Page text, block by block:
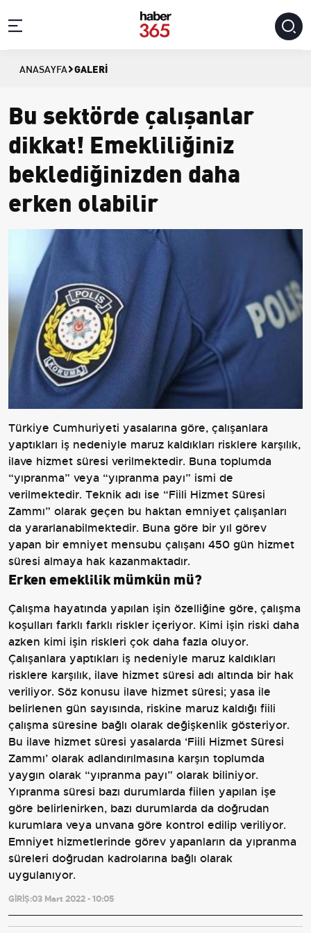
ANASAYFA GALERI
Bu sektörde çalışanlar
dikkat! Emekliliğiniz
beklediğinizden daha
erken olabilir
Türkiye Cumhuriyeti yasalarına göre, çalışanlara
yaptıkları iş nedeniyle maruz kaldıkları risklere karşılık,
ilave hizmet süresi verilmektedir. Buna toplumda
“yıpranma” veya “yıpranma payı” ismi de
verilmektedir. Teknik adı ise “Fiili Hizmet Süresi
Zammı” olarak geçen bu haktan emniyet çalışanları
da yararlanabilmektedir. Buna göre bir yıl görev
yapan bir emniyet mensubu çalışanı 450 gün hizmet
süresi almaya hak kazanmaktadır.
Erken emeklilik mümkün mü?
Çalışma hayatında yapılan işin özelliğine göre, çalışma
koşulları farklı farklı riskler içeriyor. Kimi işin riski daha
azken kimi işin riskleri çok daha fazla oluyor.
Çalışanlara yaptıkları iş nedeniyle maruz kaldıkları
risklere karşılık, ilave hizmet süresi adı altında bir hak
veriliyor. Söz konusu ilave hizmet süresi; yasa ile
belirlenen gün sayısında, riskine maruz kaldığı fiili
çalışma süresine bağlı olarak değişkenlik gösteriyor.
Bu ilave hizmet süresi yasalarda ‘Fiili Hizmet Süresi
Zammı’ olarak adlandırılmasına karşın toplumda
yaygın olarak “yıpranma payı” olarak biliniyor.
Yıpranma süresi bazı durumlarda fiilen yapılan işe
göre belirlenirken, bazı durumlarda da doğrudan
kurumlara veya unvana göre kontrol edilip veriliyor.
Emniyet hizmetlerinde görev yapanların da yıpranma
süreleri doğrudan kadrolarına bağlı olarak
uygulanıyor.
GİRİŞ:03 Mart 2022 - 10:05